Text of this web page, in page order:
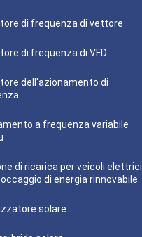
di frequenza di vettore
di frequenza di VFD
dell'azionamento di
a frequenza variabile
di ricarica per veicoli elettrici
di energia rinnovabile
solare